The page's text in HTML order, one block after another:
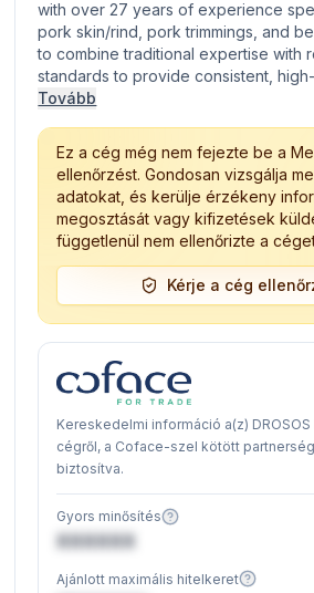
with over 27 years of experience
pork skin/rind, pork trimmings, and
to combine traditional expertise with
standards to provide consistent,
Tovább
Ez a cég még nem fejezte be a
ellenőrzést. Gondosan vizsgálja
adatokat, és kerülje érzékeny
megosztását vagy kifizetések
függetlenül nem ellenőrizte a
Kérje a cég
Kereskedelmi információ a(z) DROSOS
cégről, a Coface-szel kötött
biztosítva.
Gyors minősítés
XXXXXX
Ajánlott maximális hitelkeret